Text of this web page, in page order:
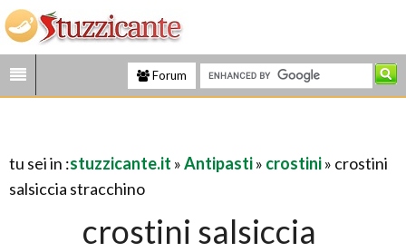
Forum
tu sei in :stuzzicante.it »Antipasti» crostini» crostini
salsiccia stracchino
crostini salsiccia